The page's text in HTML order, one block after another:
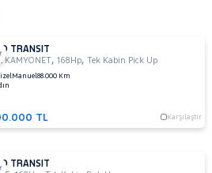
TRANSIT
KAMYONET,168Hp,Tek Kabin Pick Up
Manuel88.000 Km
TL Karşılaştır
TRANSIT